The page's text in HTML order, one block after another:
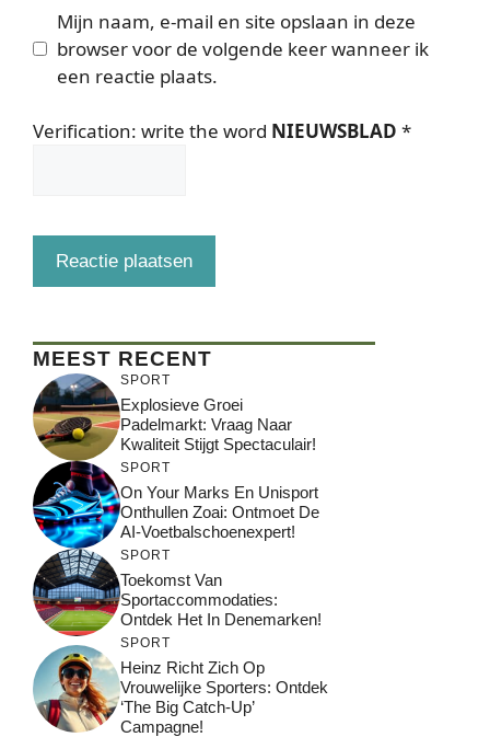
Mijn naam, e-mail en site opslaan in deze
browser voor de volgende keer wanneer ik
een reactie plaats.
Verification: write the word NIEUWSBLAD *
MEEST RECENT
SPORT
Explosieve Groei
Padelmarkt: Vraag Naar
Kwaliteit Stijgt Spectaculair!
SPORT
On Your Marks En Unisport
Onthullen Zoai: Ontmoet De
AI-Voetbalschoenexpert!
SPORT
Toekomst Van
Sportaccommodaties:
Ontdek Het In Denemarken!
SPORT
Heinz Richt Zich Op
Vrouwelijke Sporters: Ontdek
‘The Big Catch-Up’
Campagne!